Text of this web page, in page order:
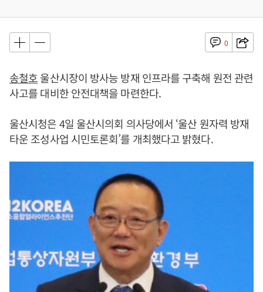
0
송철호울산시장이 방사능 방재 인프라를 구축해 원전 관련
사고를 대비한 안전대책을 마련한다.
울산시청은 4일 울산시의회 의사당에서 ‘울산 원자력 방재
타운 조성사업 시민토론회’를 개최했다고 밝혔다.